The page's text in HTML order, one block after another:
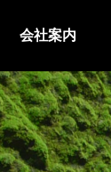
会社案内